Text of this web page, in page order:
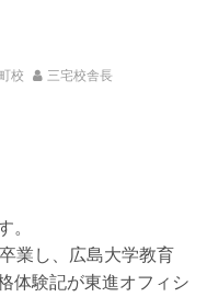
校 三宅校舎長
。
業し、広島大学教育
体験記が東進オフィシ